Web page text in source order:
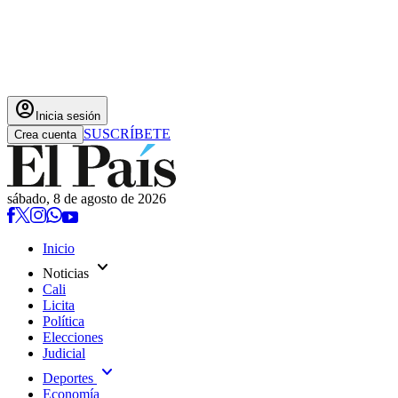
account_circle Inicia sesión
Crea cuenta SUSCRÍBETE
sábado, 8 de agosto de 2026
Inicio
Noticias expand_more
Cali
Licita
Política
Elecciones
Judicial
Deportes expand_more
Economía